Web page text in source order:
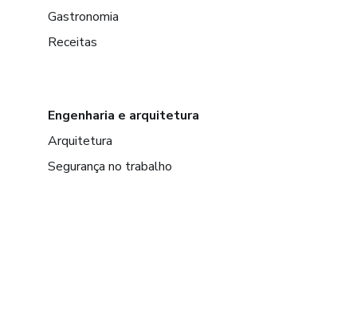
Gastronomia
Receitas
Engenharia e arquitetura
Arquitetura
Segurança no trabalho